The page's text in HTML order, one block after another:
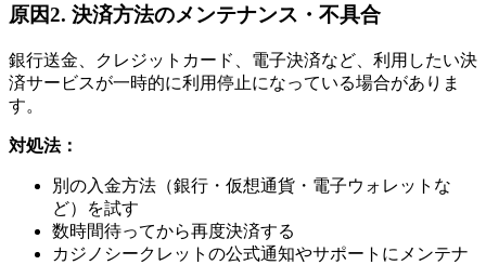
原因2. 決済方法のメンテナンス・不具合
銀行送金、クレジットカード、電子決済など、利用したい決
済サービスが一時的に利用停止になっている場合がありま
す。
対処法：
別の入金方法（銀行・仮想通貨・電子ウォレットな
ど）を試す
数時間待ってから再度決済する
カジノシークレットの公式通知やサポートにメンテナ